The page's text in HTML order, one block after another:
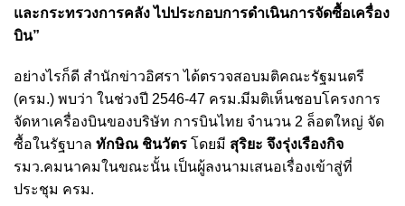
และกระทรวงการคลัง ไปประกอบการดำเนินการจัดซื้อเครื่อง
บิน”
อย่างไรก็ดี สำนักข่าวอิศรา ได้ตรวจสอบมติคณะรัฐมนตรี
(ครม.) พบว่า ในช่วงปี 2546-47 ครม.มีมติเห็นชอบโครงการ
จัดหาเครื่องบินของบริษัท การบินไทย จำนวน 2 ล็อตใหญ่ จัด
ซื้อในรัฐบาล ทักษิณ ชินวัตร โดยมี สุริยะ จึงรุ่งเรืองกิจ
รมว.คมนาคมในขณะนั้น เป็นผู้ลงนามเสนอเรื่องเข้าสู่ที่
ประชุม ครม.